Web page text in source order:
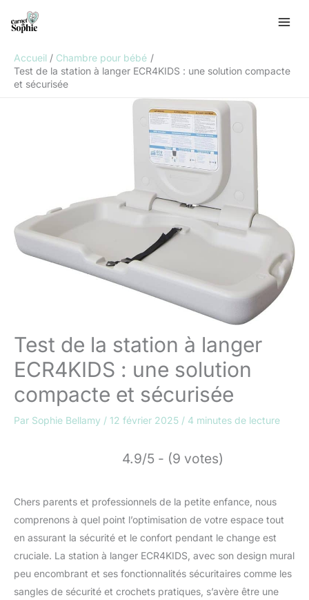
Accueil
Chambre pour bébé
Test de la station à langer ECR4KIDS : une solution compacte
et sécurisée
Test de la station à langer
ECR4KIDS : une solution
compacte et sécurisée
Par Sophie Bellamy / 12 février 2025 / 4 minutes de lecture
4.9/5 - (9 votes)
Chers parents et professionnels de la petite enfance, nous
comprenons à quel point l’optimisation de votre espace tout
en assurant la sécurité et le confort pendant le change est
cruciale. La station à langer ECR4KIDS, avec son design mural
peu encombrant et ses fonctionnalités sécuritaires comme les
sangles de sécurité et crochets pratiques, s’avère être une
e
h
e